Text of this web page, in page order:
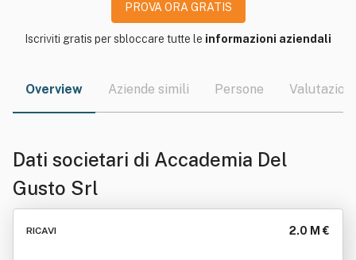
PROVA ORA GRATIS
Iscriviti gratis per sbloccare tutte le informazioni aziendali
Overview Aziende simili Persone Valutazioni
Dati societari di Accademia Del
Gusto Srl
RICAVI 2.0 M €